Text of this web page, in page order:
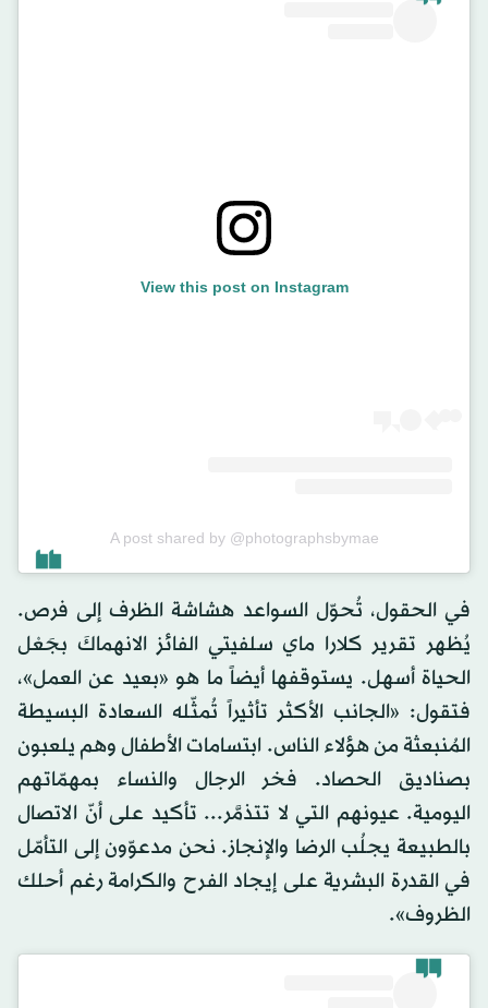
View this post on Instagram
A post shared by @photographsbymae
في الحقول، تُحوّل السواعد هشاشة الظرف إلى فرص.
يُظهر تقرير كلارا ماي سلفيتي الفائز الانهماكَ بجَعْل
الحياة أسهل. يستوقفها أيضاً ما هو «بعيد عن العمل»،
فتقول: «الجانب الأكثر تأثيراً تُمثّله السعادة البسيطة
المُنبعثة من هؤلاء الناس. ابتسامات الأطفال وهم يلعبون
بصناديق الحصاد. فخر الرجال والنساء بمهمّاتهم
اليومية. عيونهم التي لا تتذمَّر... تأكيد على أنّ الاتصال
بالطبيعة يجلُب الرضا والإنجاز. نحن مدعوّون إلى التأمّل
في القدرة البشرية على إيجاد الفرح والكرامة رغم أحلك
الظروف».